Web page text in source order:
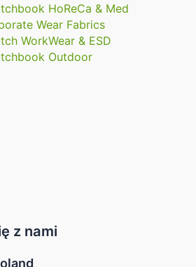
HoReCa & Med
Wear Fabrics
WorkWear & ESD
Outdoor
z nami